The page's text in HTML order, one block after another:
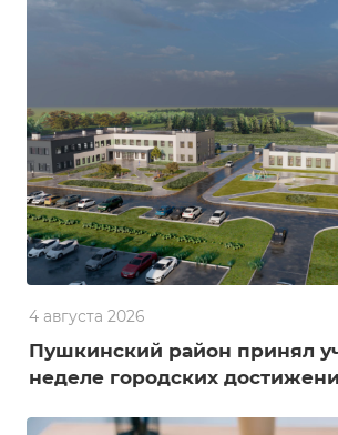
4 августа 2026
Пушкинский район принял
неделе городских